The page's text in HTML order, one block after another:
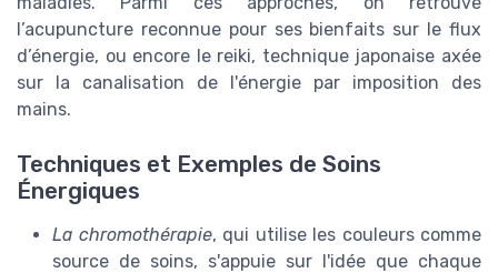
l’acupuncture reconnue pour ses bienfaits sur le flux
d’énergie, ou encore le reiki, technique japonaise axée
sur la canalisation de l'énergie par imposition des
mains.
Techniques et Exemples de Soins
Énergiques
La chromothérapie, qui utilise les couleurs comme
source de soins, s'appuie sur l'idée que chaque